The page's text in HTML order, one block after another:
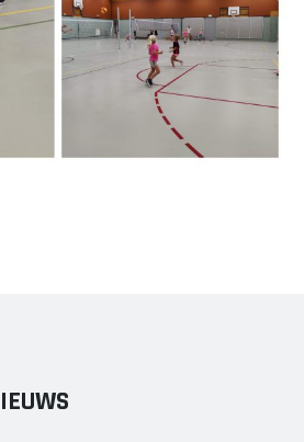
Level 4-3
Level 5-1
Level 5-2